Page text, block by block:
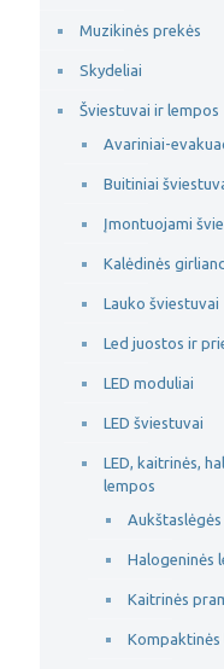
Muzikinės prekės
Skydeliai
Šviestuvai ir lempos
Avariniai-
Buitiniai
Įmontuojami
Kalėdinės
Lauko šviestuvai
Led juostos ir
LED moduliai
LED šviestuvai
LED, kaitrinės,
lempos
Halogeninės
Kaitrinės
Kompaktinės